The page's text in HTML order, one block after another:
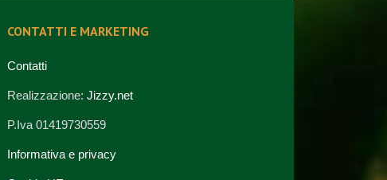
CONTATTI E MARKETING
Contatti
Realizzazione: Jizzy.net
P.Iva 01419730559
Informativa e privacy